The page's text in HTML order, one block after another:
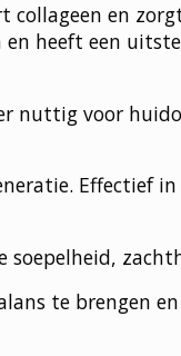
en
heeft een
nuttig voor
Effectief
te brengen